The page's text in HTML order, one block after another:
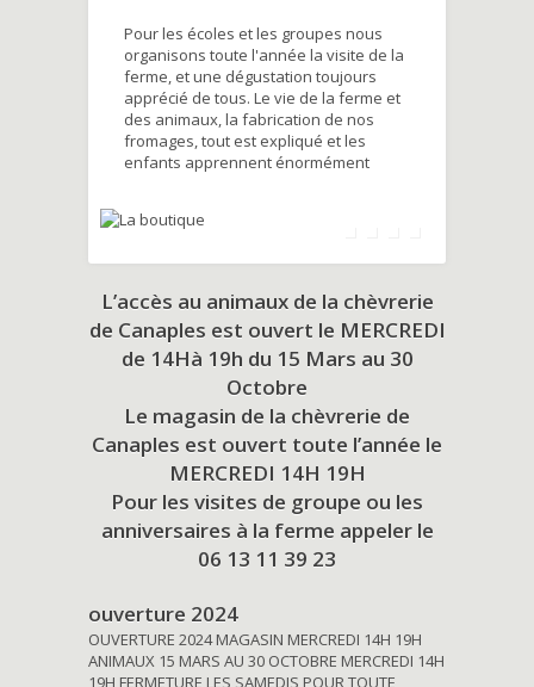
Pour les écoles et les groupes nous
organisons toute l'année la visite de la
ferme, et une dégustation toujours
apprécié de tous. Le vie de la ferme et
des animaux, la fabrication de nos
fromages, tout est expliqué et les
enfants apprennent énormément
L’accès au animaux de la chèvrerie
de Canaples est ouvert le MERCREDI
de 14Hà 19h du 15 Mars au 30
Octobre
Le magasin de la chèvrerie de
Canaples est ouvert toute l’année le
MERCREDI 14H 19H
Pour les visites de groupe ou les
anniversaires à la ferme appeler le
06 13 11 39 23
ouverture 2024
OUVERTURE 2024 MAGASIN MERCREDI 14H 19H
ANIMAUX 15 MARS AU 30 OCTOBRE MERCREDI 14H
19H FERMETURE LES SAMEDIS POUR TOUTE